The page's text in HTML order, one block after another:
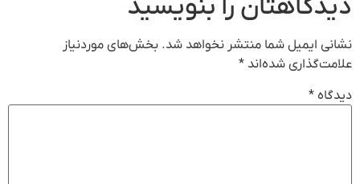
دیدگاهتان را بنویسید
نشانی ایمیل شما منتشر نخواهد شد. بخش‌های موردنیاز
علامت‌گذاری شده‌اند *
دیدگاه *